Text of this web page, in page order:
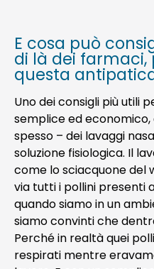
E cosa può
di là dei
questa
Uno dei consigli più utili
semplice ed
spesso – dei lavaggi
soluzione fisiologica. Il
come lo sciacquone del
via tutti i pollini presenti
quando siamo in un
siamo convinti che
Perché in realtà quei
respirati mentre